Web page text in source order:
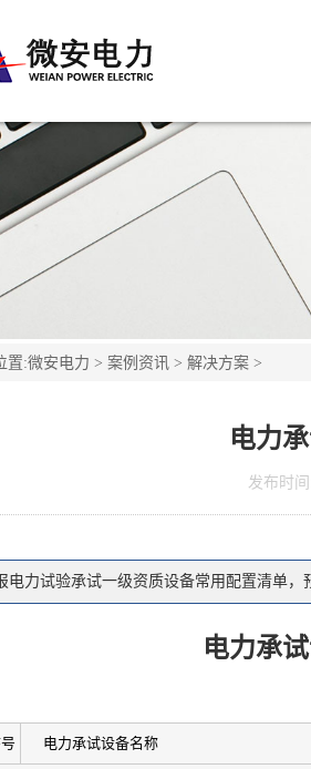
置:微安电力 > 案例资讯 > 解决方案 >
电力
发布时间
电力试验承试一级资质设备常用配置清单，
电力承
电力承试设备名称